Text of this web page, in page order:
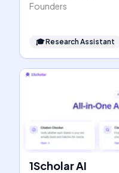
Founders
🎓Research Assistant
1Scholar AI